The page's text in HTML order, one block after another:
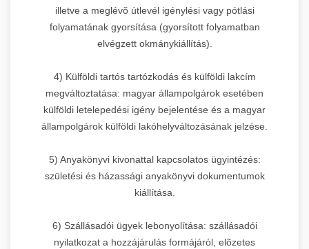
illetve a meglévõ útlevél igénylési vagy pótlási
folyamatának gyorsítása (gyorsított folyamatban
elvégzett okmánykiállítás).
4) Külföldi tartós tartózkodás és külföldi lakcím
megváltoztatása: magyar állampolgárok esetében
külföldi letelepedési igény bejelentése és a magyar
állampolgárok külföldi lakóhelyváltozásának jelzése.
5) Anyakönyvi kivonattal kapcsolatos ügyintézés:
születési és házassági anyakönyvi dokumentumok
kiállítása.
6) Szállásadói ügyek lebonyolítása: szállásadói
nyilatkozat a hozzájárulás formájáról, elõzetes